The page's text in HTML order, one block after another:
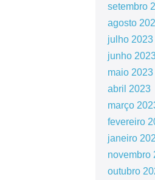
setembro
agosto
julho 2023
junho
maio 2023
abril 2023
março
fevereiro
janeiro
novembro
outubro